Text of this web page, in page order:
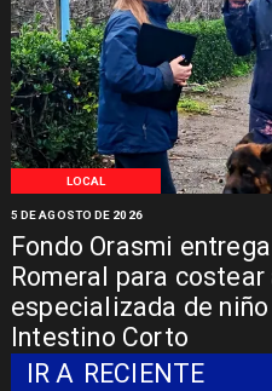
LOCAL
Fondo Orasmi
Romeral para
especializada de
Intestino Corto
5 DE AGOSTO DE 2026
IR A RECIENTE